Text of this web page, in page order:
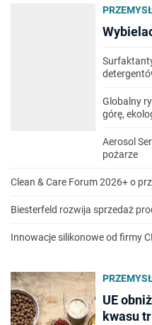
Globalny
górę,
Aerosol
pożarze
Clean & Care Forum 2026+ o
Biesterfeld rozwija sprzedaż
Innowacje silikonowe od firmy
UE
kwasu